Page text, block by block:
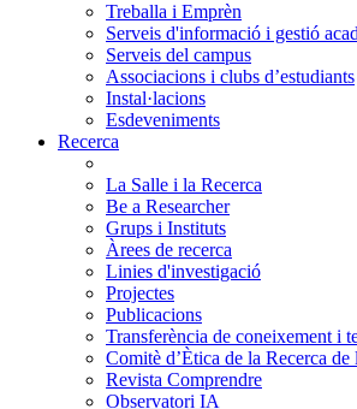
Treballa i Emprèn
Serveis d'informació i gestió
Serveis del campus
Associacions i clubs d’estudiants
Instal·lacions
Esdeveniments
Recerca
La Salle i la Recerca
Be a Researcher
Grups i Instituts
Àrees de recerca
Linies d'investigació
Projectes
Publicacions
Transferència de coneixement i
Comitè d’Ètica de la Recerca de
Revista Comprendre
Observatori IA